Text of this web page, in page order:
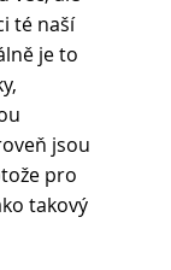
té naší
je to
jsou
pro
takový